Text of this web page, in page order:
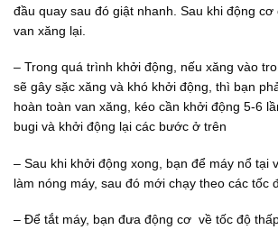
đầu quay sau đó giật nhanh. Sau khi động
van xăng lại.
– Trong quá trình khởi động, nếu xăng vào
sẽ gây sặc xăng và khó khởi động, thì bạn
hoàn toàn van xăng, kéo cần khởi động 5-6
bugi và khởi động lại các bước ở trên
– Sau khi khởi động xong, bạn để máy nổ tại
làm nóng máy, sau đó mới chạy theo các tốc
– Để tắt máy, bạn đưa động cơ về tốc độ